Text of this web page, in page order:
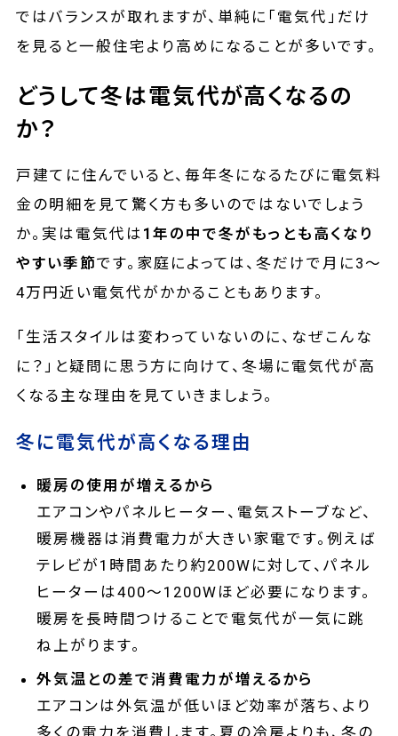
ではバランスが取れますが、単純に「電気代」だけ
を見ると一般住宅より高めになることが多いです。
どうして冬は電気代が高くなるの
か？
戸建てに住んでいると、毎年冬になるたびに電気料
金の明細を見て驚く方も多いのではないでしょう
か。実は電気代は 1年の中で冬がもっとも高くなり
やすい季節です。家庭によっては、冬だけで月に3〜
4万円近い電気代がかかることもあります。
「生活スタイルは変わっていないのに、なぜこんな
に？」と疑問に思う方に向けて、冬場に電気代が高
くなる主な理由を見ていきましょう。
冬に電気代が高くなる理由
暖房の使用が増えるから
エアコンやパネルヒーター、電気ストーブなど、
暖房機器は消費電力が大きい家電です。例えば
テレビが1時間あたり約200Wに対して、パネル
ヒーターは400〜1200Wほど必要になります。
暖房を長時間つけることで電気代が一気に跳
ね上がります。
外気温との差で消費電力が増えるから
エアコンは外気温が低いほど効率が落ち、より